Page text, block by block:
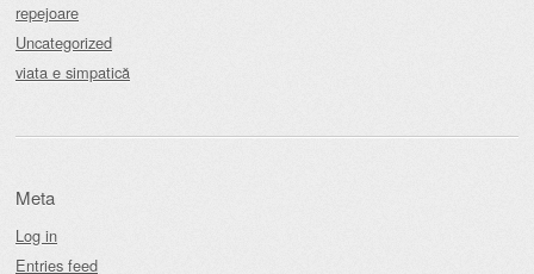
repejoare
Uncategorized
viata e simpatică
Meta
Log in
Entries feed